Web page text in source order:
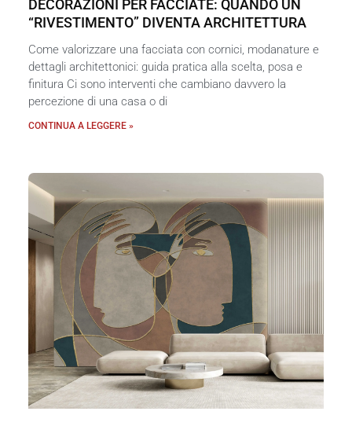
DECORAZIONI PER FACCIATE: QUANDO UN
“RIVESTIMENTO” DIVENTA ARCHITETTURA
Come valorizzare una facciata con cornici, modanature e
dettagli architettonici: guida pratica alla scelta, posa e
finitura Ci sono interventi che cambiano davvero la
percezione di una casa o di
CONTINUA A LEGGERE »